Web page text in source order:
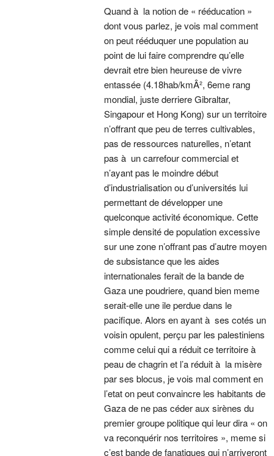
Quand à la notion de « rééducation »
dont vous parlez, je vois mal comment
on peut rééduquer une population au
point de lui faire comprendre qu’elle
devrait etre bien heureuse de vivre
entassée (4.18hab/kmÂ², 6eme rang
mondial, juste derriere Gibraltar,
Singapour et Hong Kong) sur un territoire
n’offrant que peu de terres cultivables,
pas de ressources naturelles, n’etant
pas à un carrefour commercial et
n’ayant pas le moindre début
d’industrialisation ou d’universités lui
permettant de développer une
quelconque activité économique. Cette
simple densité de population excessive
sur une zone n’offrant pas d’autre moyen
de subsistance que les aides
internationales ferait de la bande de
Gaza une poudriere, quand bien meme
serait-elle une ile perdue dans le
pacifique. Alors en ayant à ses cotés un
voisin opulent, perçu par les palestiniens
comme celui qui a réduit ce territoire à
peau de chagrin et l’a réduit à la misère
par ses blocus, je vois mal comment en
l’etat on peut convaincre les habitants de
Gaza de ne pas céder aux sirènes du
premier groupe politique qui leur dira « on
va reconquérir nos territoires », meme si
c’est bande de fanatiques qui n’arriveront